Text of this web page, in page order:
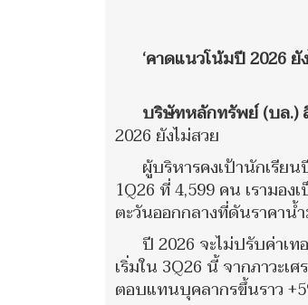
‘คาดแนวโน้มปี 2026 ยั
บริษัทหลักทรัพย์ (บล.)
2026 ยังไม่สวย
ผู้บริหารคงเป้านักเรีย
1Q26 ที่ 4,599 คน เรามอง
ตะวันออกกลางที่ดันราคาน้
ปี 2026 จะไม่ปรับค่าเ
เริ่มใน 3Q26 นี้ จากภาวะ
ตอบแทนบุคลากรขึ้นราว